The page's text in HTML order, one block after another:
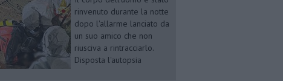
rinvenuto durante la notte
dopo l'allarme lanciato da
un suo amico che non
riusciva a rintracciarlo.
Disposta l'autopsia